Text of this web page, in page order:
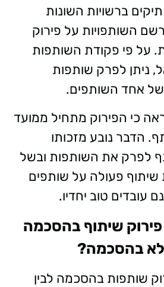
ברשויות השונות
השותפויות על פירוק
על פי פקודת השותפות
ניתן לפרק שותפות
אחד השותפים.
כי הפירוק מתחיל ממועד
הדבר נובע מזכותו
לפרק את השותפות ובשל
שיתוף פעולה על שותפים
עובדים טוב יחדיו.
שיתוף בהסכמה
לא בהסכמה?
שותפות בהסכמה לבין